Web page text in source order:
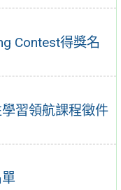
Contest得獎名
習領航課程徵件